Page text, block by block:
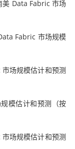
美 Data Fabric 市场
Fabric 市场规模
场规模估计和预测
模估计和预测（按
场规模估计和预测